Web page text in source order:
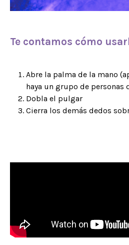
Te contamos cómo
Abre la palma de la mano
haya un grupo de personas
Dobla el pulgar
Cierra los demás dedos